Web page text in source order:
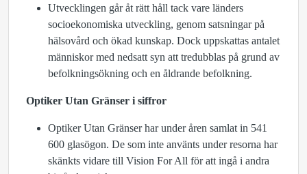
Utvecklingen går åt rätt håll tack vare länders
socioekonomiska utveckling, genom satsningar på
hälsovård och ökad kunskap. Dock uppskattas antalet
människor med nedsatt syn att tredubblas på grund av
befolkningsökning och en åldrande befolkning.
Optiker Utan Gränser i siffror
Optiker Utan Gränser har under åren samlat in 541
600 glasögon. De som inte använts under resorna har
skänkts vidare till Vision For All för att ingå i andra